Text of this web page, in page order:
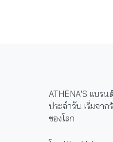
ATHENA'S แบร
ประจำวัน เริ่มจาก
ของโลก